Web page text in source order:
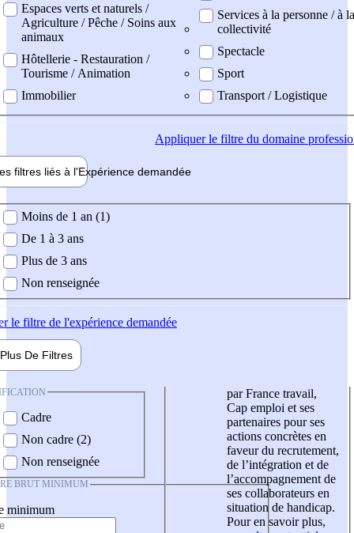
Espaces verts et naturels /
Agriculture / Pêche / Soins aux
animaux
Hôtellerie - Restauration /
Tourisme / Animation
Immobilier
Services à la personne / à la
collectivité
Spectacle
Sport
Transport / Logistique
Appliquerle filtre du domaine
filtres liés à l'Expérience demandée
demandée
Moins de 1 an (1)
De 1 à 3 ans
Plus de 3 ans
Non renseignée
le filtre de l'expérience demandée
Plus De Filtres
Cadre
Non cadre (2)
Non renseignée
BRUT MINIMUM
minimum
par France travail,
Cap emploi et ses
partenaires pour ses
actions concrètes en
faveur du recrutement,
de l’intégration et de
l’accompagnement de
ses collaborateurs en
situation de handicap.
Pour en savoir plus,